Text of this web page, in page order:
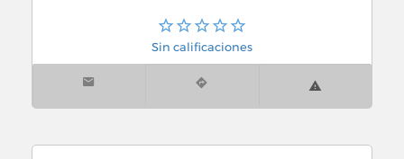
Sin calificaciones